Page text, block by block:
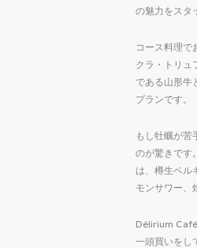
の魅力をスタ
コース料理で
クラ・トリュ
である山形牛
プランです。
もし牡蠣が苦
のが驚きです
は、樽生ベル
モンサワー、
Délirium
一頭買いをし